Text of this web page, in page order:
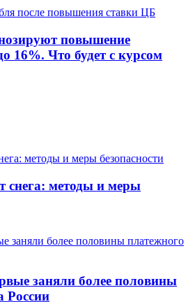
повышение
16%. Что будет с курсом
снега: методы и меры
заняли более половины
России